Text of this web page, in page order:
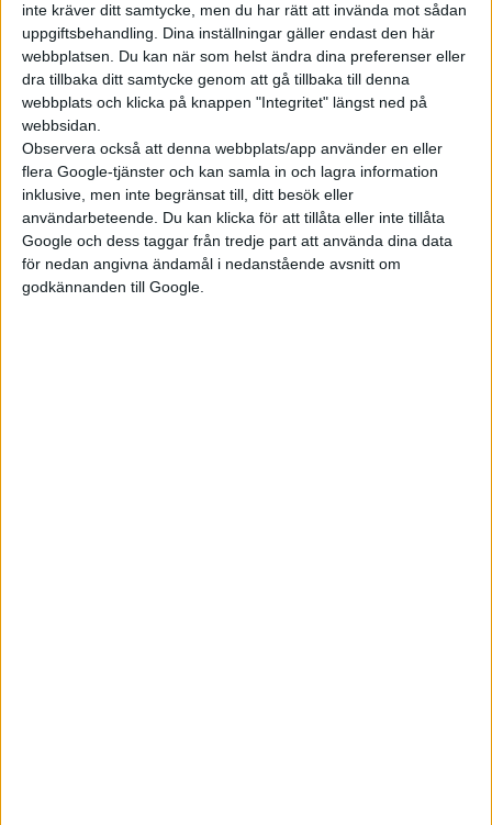
inte kräver ditt samtycke, men du har rätt att invända mot sådan
uppgiftsbehandling. Dina inställningar gäller endast den här
webbplatsen. Du kan när som helst ändra dina preferenser eller
dra tillbaka ditt samtycke genom att gå tillbaka till denna
webbplats och klicka på knappen "Integritet" längst ned på
webbsidan.
Observera också att denna webbplats/app använder en eller
flera Google-tjänster och kan samla in och lagra information
inklusive, men inte begränsat till, ditt besök eller
användarbeteende. Du kan klicka för att tillåta eller inte tillåta
Google och dess taggar från tredje part att använda dina data
för nedan angivna ändamål i nedanstående avsnitt om
godkännanden till Google.
Chocken när jag tog dieselbil till Sundsvall
Plus artiklar